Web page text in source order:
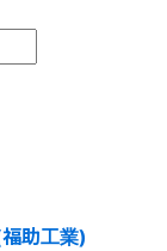
助工業)